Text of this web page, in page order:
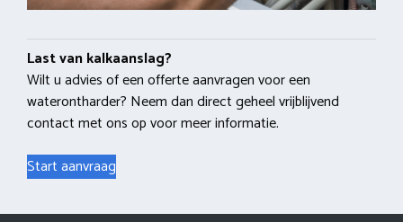
Last van kalkaanslag?
Wilt u advies of een offerte aanvragen voor een
waterontharder? Neem dan direct geheel vrijblijvend
contact met ons op voor meer informatie.
Start aanvraag